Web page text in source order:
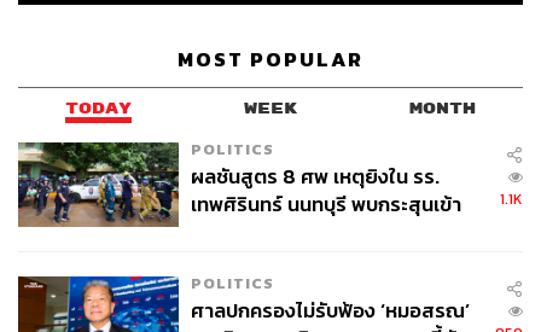
ABOUT THE AUTHOR
จิรันธนิน กมลเลิศ
Content Creator ประจำ THE STANDARD
WEALTH
MOST POPULAR
TODAY WEEK MONTH
POLITICS
ผลชันสูตร 8 ศพ เหตุยิงใน รร.
เทพศิรินทร์ นนทบุรี พบกระสุนเข้า
1.1K
POLITICS
ศาลปกครองไม่รับฟ้อง ‘หมอสรณ’